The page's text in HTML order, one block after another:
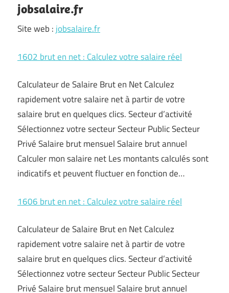
jobsalaire.fr
Site web : jobsalaire.fr
1602 brut en net : Calculez votre salaire réel
Calculateur de Salaire Brut en Net Calculez
rapidement votre salaire net à partir de votre
salaire brut en quelques clics. Secteur d’activité
Sélectionnez votre secteur Secteur Public Secteur
Privé Salaire brut mensuel Salaire brut annuel
Calculer mon salaire net Les montants calculés sont
indicatifs et peuvent fluctuer en fonction de…
1606 brut en net : Calculez votre salaire réel
Calculateur de Salaire Brut en Net Calculez
rapidement votre salaire net à partir de votre
salaire brut en quelques clics. Secteur d’activité
Sélectionnez votre secteur Secteur Public Secteur
Privé Salaire brut mensuel Salaire brut annuel